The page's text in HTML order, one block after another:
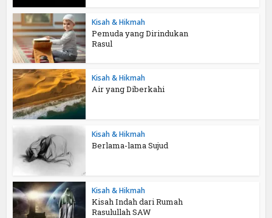
Kisah & Hikmah
Pemuda yang Dirindukan
Rasul
Kisah & Hikmah
Air yang Diberkahi
Kisah & Hikmah
Berlama-lama Sujud
Kisah & Hikmah
Kisah Indah dari Rumah
Rasulullah SAW